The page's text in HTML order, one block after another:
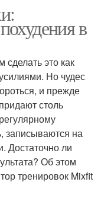
в
сделать это как
Но чудес
и прежде
столь
записываются на
Достаточно ли
Об этом
тренировок Mixfit